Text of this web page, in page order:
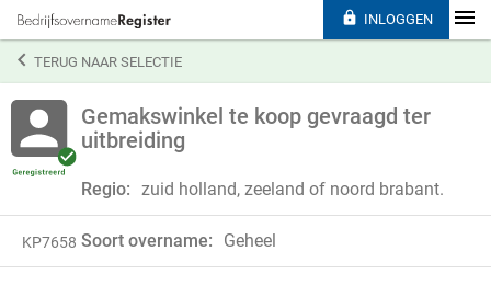
TERUG NAAR SELECTIE
Gemakswinkel te koop gevraagd ter
uitbreiding
Regio: zuid holland, zeeland of noord brabant.
KP7658 Soort overname: Geheel
 INLOGGEN